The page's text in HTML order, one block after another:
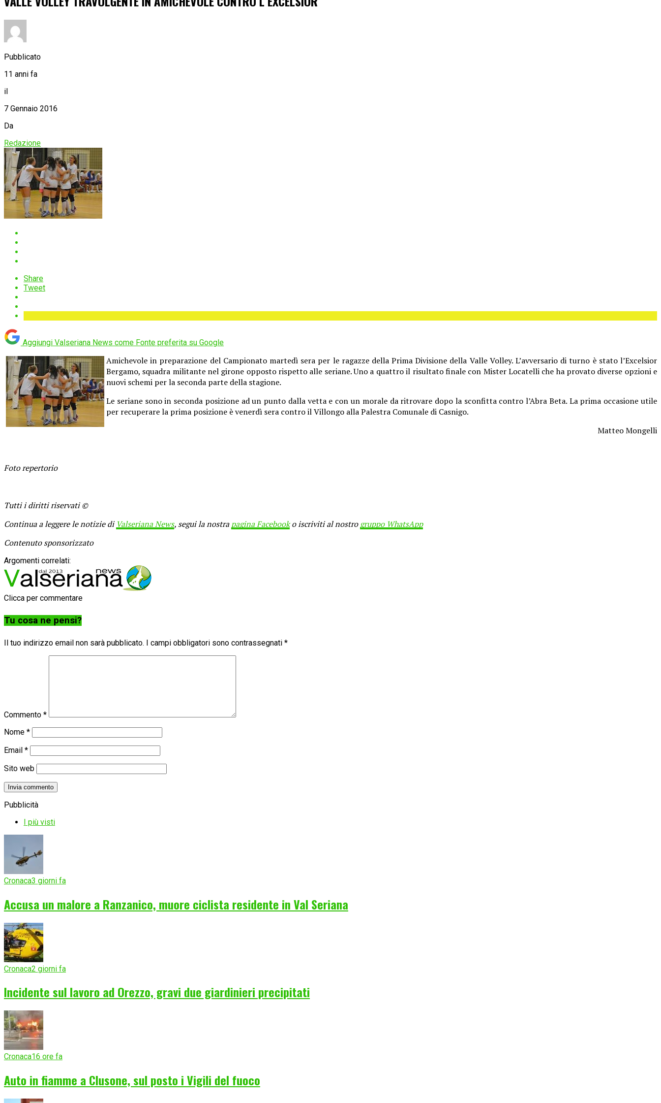
Pubblicato
11 anni fa
il
7 Gennaio 2016
Da
Redazione
Share
Tweet
Aggiungi Valseriana News come Fonte preferita su Google
Amichevole in preparazione del Campionato martedì sera per le ragazze della Prima Divisione della Valle Volley. L’avversario di turno è stato l’Excelsior
Bergamo, squadra militante nel girone opposto rispetto alle seriane. Uno a quattro il risultato finale con Mister Locatelli che ha provato diverse opzioni e
nuovi schemi per la seconda parte della stagione.
Le seriane sono in seconda posizione ad un punto dalla vetta e con un morale da ritrovare dopo la sconfitta contro l’Abra Beta. La prima occasione utile
per recuperare la prima posizione è venerdì sera contro il Villongo alla Palestra Comunale di Casnigo.
Matteo Mongelli
Foto repertorio
Tutti i diritti riservati ©
Continua a leggere le notizie di Valseriana News, segui la nostrapagina Facebooko iscriviti al nostrogruppo WhatsApp
Contenuto sponsorizzato
Argomenti correlati:
Clicca per commentare
Tu cosa ne pensi?
Il tuo indirizzo email non sarà pubblicato. I campi obbligatori sono contrassegnati *
Commento *
Nome *
Email *
Sito web
Pubblicità
I più visti
Cronaca3 giorni fa
Accusa un malore a Ranzanico, muore ciclista residente in Val Seriana
Cronaca2 giorni fa
Incidente sul lavoro ad Orezzo, gravi due giardinieri precipitati
Cronaca16 ore fa
Auto in fiamme a Clusone, sul posto i Vigili del fuoco